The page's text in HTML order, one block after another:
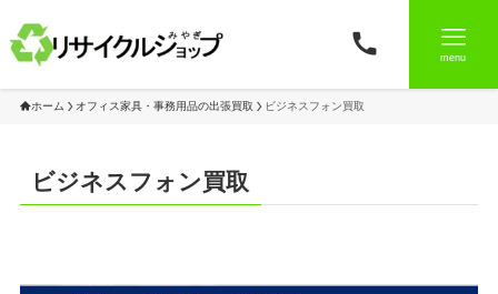
menu
ホーム オフィス家具・事務用品の出張買取 ビジネスフォン買取
ビジネスフォン買取